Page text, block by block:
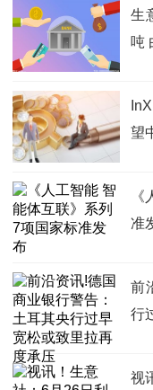
生
吨
望
准
前
行
视